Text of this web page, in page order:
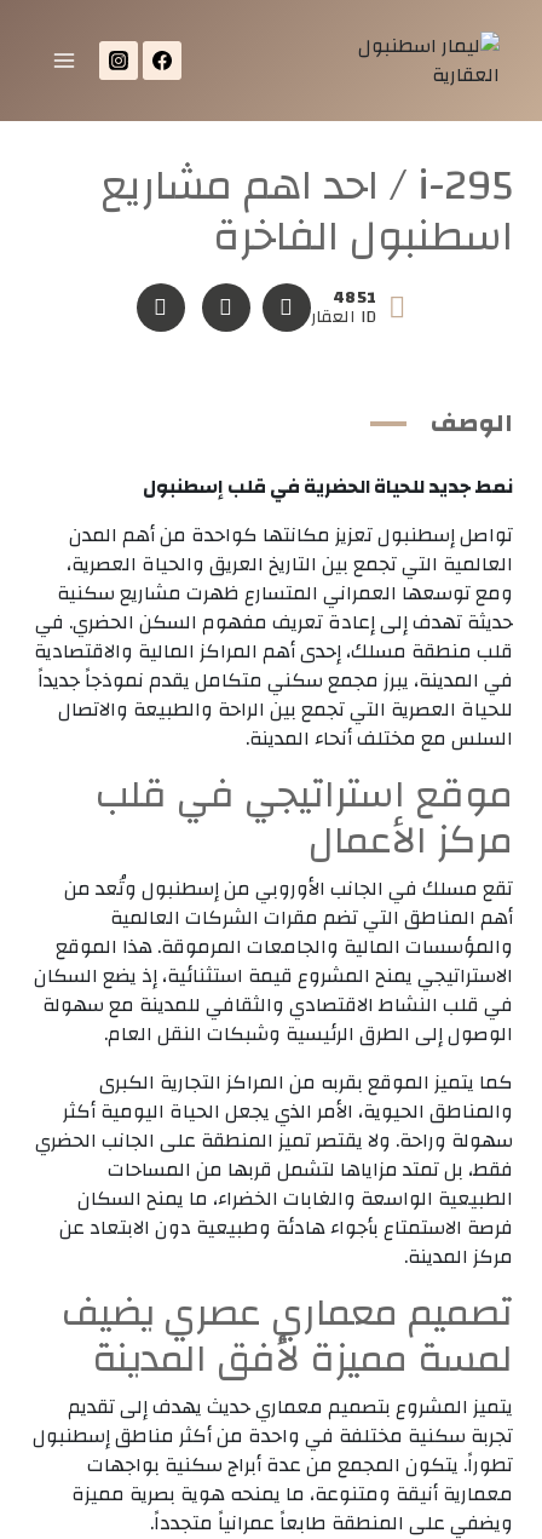
i-295 / احد اهم مشاريع
اسطنبول الفاخرة
4851
ID العقار
الوصف
نمط جديد للحياة الحضرية في قلب إسطنبول
تواصل إسطنبول تعزيز مكانتها كواحدة من أهم المدن
العالمية التي تجمع بين التاريخ العريق والحياة العصرية،
ومع توسعها العمراني المتسارع ظهرت مشاريع سكنية
حديثة تهدف إلى إعادة تعريف مفهوم السكن الحضري. في
قلب منطقة مسلك، إحدى أهم المراكز المالية والاقتصادية
في المدينة، يبرز مجمع سكني متكامل يقدم نموذجاً جديداً
للحياة العصرية التي تجمع بين الراحة والطبيعة والاتصال
السلس مع مختلف أنحاء المدينة.
موقع استراتيجي في قلب
مركز الأعمال
تقع مسلك في الجانب الأوروبي من إسطنبول وتُعد من
أهم المناطق التي تضم مقرات الشركات العالمية
والمؤسسات المالية والجامعات المرموقة. هذا الموقع
الاستراتيجي يمنح المشروع قيمة استثنائية، إذ يضع السكان
في قلب النشاط الاقتصادي والثقافي للمدينة مع سهولة
الوصول إلى الطرق الرئيسية وشبكات النقل العام.
كما يتميز الموقع بقربه من المراكز التجارية الكبرى
والمناطق الحيوية، الأمر الذي يجعل الحياة اليومية أكثر
سهولة وراحة. ولا يقتصر تميز المنطقة على الجانب الحضري
فقط، بل تمتد مزاياها لتشمل قربها من المساحات
الطبيعية الواسعة والغابات الخضراء، ما يمنح السكان
فرصة الاستمتاع بأجواء هادئة وطبيعية دون الابتعاد عن
مركز المدينة.
تصميم معماري عصري يضيف
لمسة مميزة لأفق المدينة
يتميز المشروع بتصميم معماري حديث يهدف إلى تقديم
تجربة سكنية مختلفة في واحدة من أكثر مناطق إسطنبول
تطوراً. يتكون المجمع من عدة أبراج سكنية بواجهات
معمارية أنيقة ومتنوعة، ما يمنحه هوية بصرية مميزة
ويضفي على المنطقة طابعاً عمرانياً متجدداً.